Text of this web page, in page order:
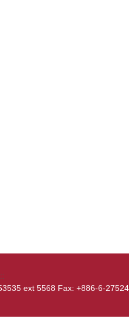
ext 5568 Fax: +886-6-